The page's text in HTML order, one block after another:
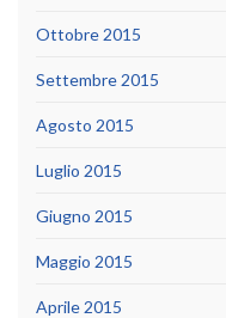
Ottobre 2015
Settembre 2015
Agosto 2015
Luglio 2015
Giugno 2015
Maggio 2015
Aprile 2015